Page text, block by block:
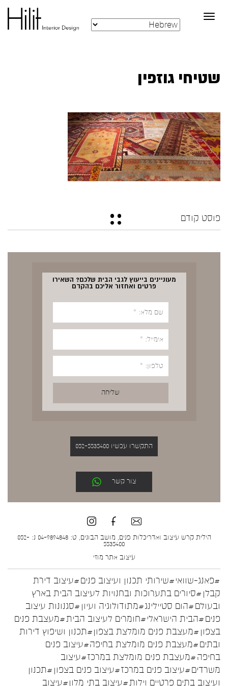
Toggle
navigation
שטיחי גוזפין
פוסט קודם
מעוניינים בייעוץ לגבי הבית שלכם? השאירו
פרטים ואחזור אליכם בהקדם
התקשרו עכשיו 052-5535400
צור קשר
הילית קרש עיצוב ואדריכלות פנים, מושב הבונים, ט: 04-9894848 נ: 052-
5535400
עיצוב אתר מוזי
#פאנג-שוואי#שירותי תכנון ועיצוב פנים#עיצוב דירת
קבלן #סיורים בתערוכות ובחנויות לעיצוב הבית בארץ
ובעולם#הום סטיילינג#מתודולוגיה ועיון #סגנונות עיצוב
פנים#הבית הישראלי#חומרים לעיצוב הבית#מעצבת פנים
בצפון #מעצבת פנים מומלצת בצפון#תכנון ושיפוץ דירות
ובתים#מעצבת פנים מומלצת בחיפה#עיצוב פנים
בחיפה#מעצבת פנים מומלצת במרכז#עיצוב
משרדים#עיצוב פנים במרכז#עיצוב פנים בצפון #תכנון
ועיצוב בתים פרטיים וילות#עיצוב בתי מלון#עיצוב